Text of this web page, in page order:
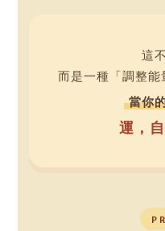
這
而是一種「調整能
當你
運，